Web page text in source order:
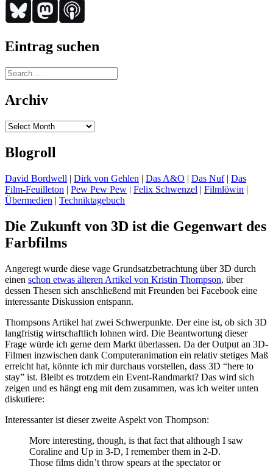
Eintrag suchen
Search
for:
Archiv
Archiv
Blogroll
David Bordwell | Dirk von Gehlen | Das A&O | Das Nuf| Das
Film-Feuilleton | Pew Pew Pew | Felix Schwenzel | Filmlöwin |
Übermedien | Techniktagebuch
Die Zukunft von 3D ist die Gegenwart des
Farbfilms
Angeregt wurde diese vage Grundsatzbetrachtung über 3D durch
einen schon etwas älteren Artikel von Kristin Thompson, über
dessen Thesen sich anschließend mit Freunden bei Facebook eine
interessante Diskussion entspann.
Thompsons Artikel hat zwei Schwerpunkte. Der eine ist, ob sich 3D
langfristig wirtschaftlich lohnen wird. Die Beantwortung dieser
Frage würde ich gerne dem Markt überlassen. Da der Output an 3D-
Filmen inzwischen dank Computeranimation ein relativ stetiges Maß
erreicht hat, könnte ich mir durchaus vorstellen, dass 3D “here to
stay” ist. Bleibt es trotzdem ein Event-Randmarkt? Das wird sich
zeigen und es hängt eng mit dem zusammen, was ich weiter unten
diskutiere:
Interessanter ist dieser zweite Aspekt von Thompson:
More interesting, though, is that fact that although I saw
Coraline and Up in 3-D, I remember them in 2-D.
Those films didn’t throw spears at the spectator or